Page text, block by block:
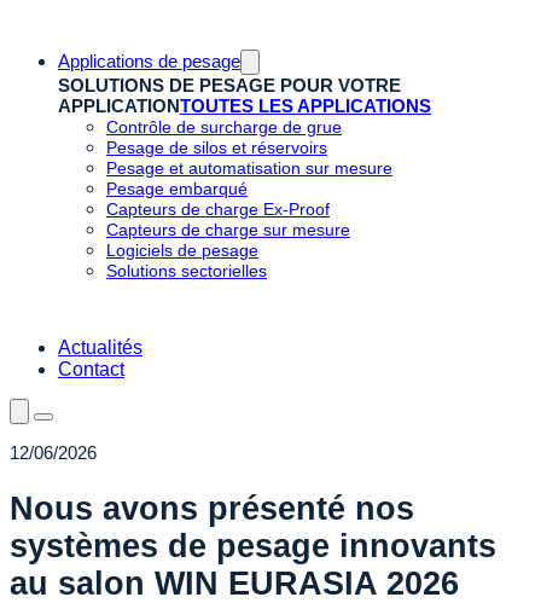
Applications de pesage
SOLUTIONS DE PESAGE POUR VOTRE
APPLICATIONTOUTES LES APPLICATIONS
Contrôle de surcharge de grue
Pesage de silos et réservoirs
Pesage et automatisation sur mesure
Pesage embarqué
Capteurs de charge Ex-Proof
Capteurs de charge sur mesure
Logiciels de pesage
Solutions sectorielles
Actualités
Contact
12/06/2026
Nous avons présenté nos
systèmes de pesage innovants
au salon WIN EURASIA 2026